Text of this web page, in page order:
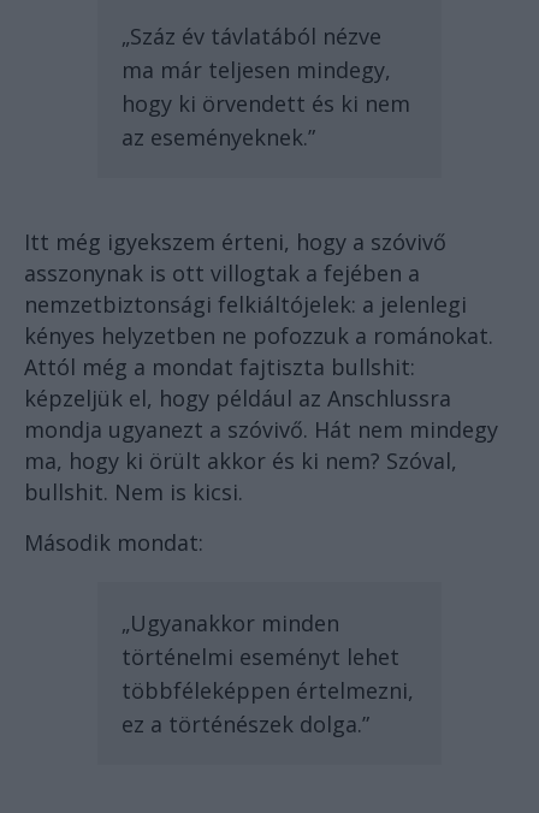
„Száz év távlatából nézve
ma már teljesen mindegy,
hogy ki örvendett és ki nem
az eseményeknek.”
Itt még igyekszem érteni, hogy a szóvivő
asszonynak is ott villogtak a fejében a
nemzetbiztonsági felkiáltójelek: a jelenlegi
kényes helyzetben ne pofozzuk a románokat.
Attól még a mondat fajtiszta bullshit:
képzeljük el, hogy például az Anschlussra
mondja ugyanezt a szóvivő. Hát nem mindegy
ma, hogy ki örült akkor és ki nem? Szóval,
bullshit. Nem is kicsi.
Második mondat:
„Ugyanakkor minden
történelmi eseményt lehet
többféleképpen értelmezni,
ez a történészek dolga.”